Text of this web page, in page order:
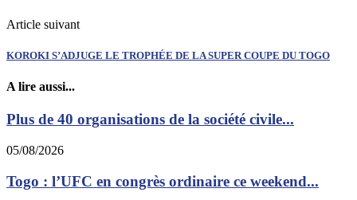
Article suivant
KOROKI S’ADJUGE LE TROPHÉE DE LA SUPER COUPE DU TOGO
A lire aussi...
Plus de 40 organisations de la société civile...
05/08/2026
Togo : l’UFC en congrès ordinaire ce weekend...